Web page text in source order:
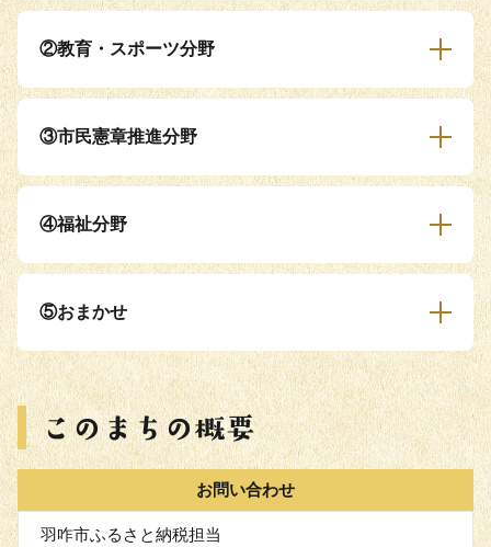
②教育・スポーツ分野
③市民憲章推進分野
④福祉分野
⑤おまかせ
お問い合わせ
羽咋市ふるさと納税担当